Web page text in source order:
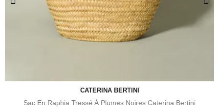
CATERINA BERTINI
Sac En Raphia Tressé À Plumes Noires Caterina Bertini